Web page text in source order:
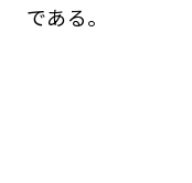
である。